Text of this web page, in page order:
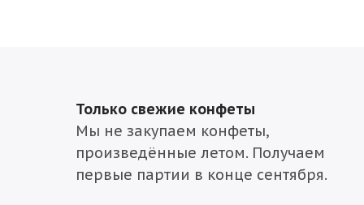
Только свежие конфеты
Мы не закупаем конфеты,
произведённые летом. Получаем
первые партии в конце сентября.